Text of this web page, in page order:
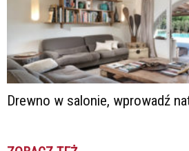
Drewno w salonie, wprowadź